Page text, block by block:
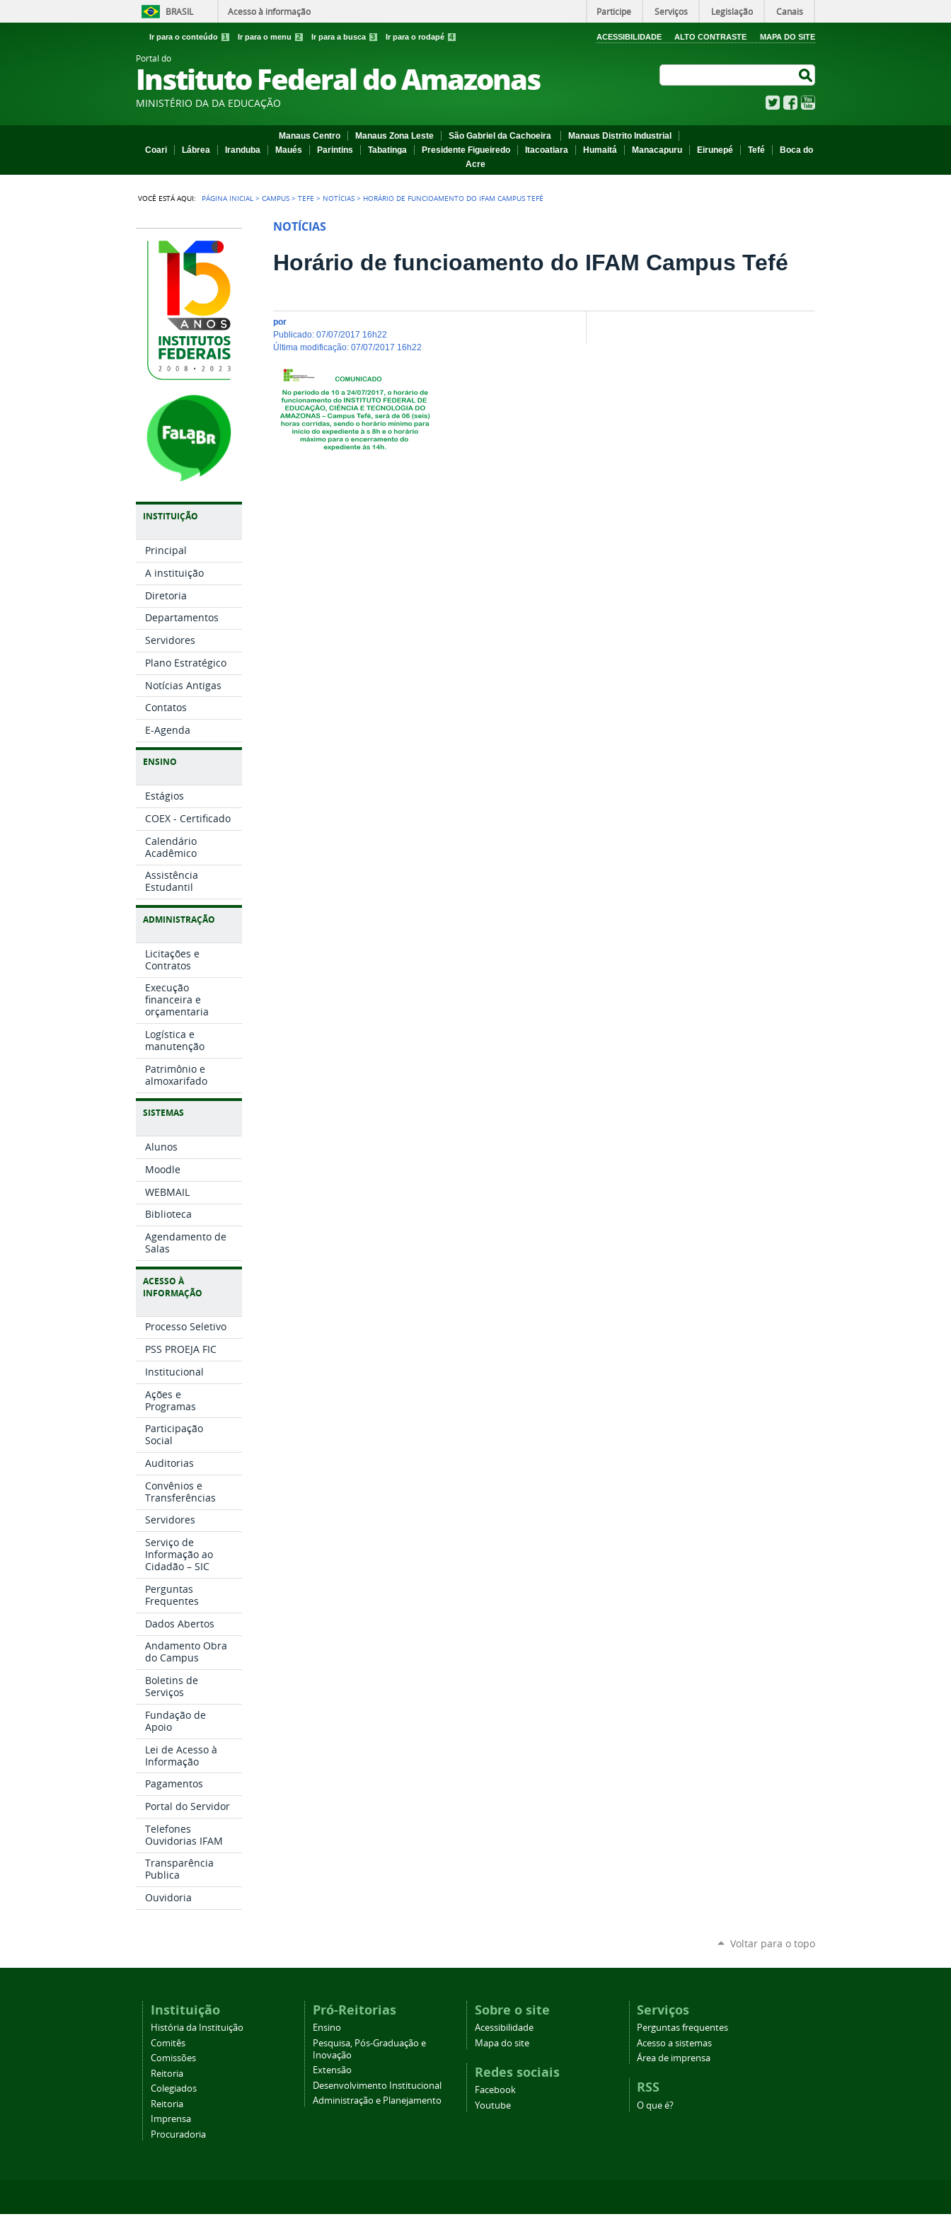
BRASIL Acesso à informação Participe Serviços Legislação Canais
Ir para o conteúdo 1 Ir para o menu 2 Ir para a busca 3 Ir para o rodapé 4 ACESSIBILIDADE ALTO CONTRASTE MAPA DO SITE
Portal do
Instituto Federal do Amazonas
MINISTÉRIO DA DA EDUCAÇÃO TwitterFacebook
Manaus Centro Manaus Zona Leste São Gabriel da Cachoeira
Manaus Distrito Industrial
Coari
Lábrea Iranduba Maués Parintins Tabatinga Presidente Figueiredo Itacoatiara Humaitá Manacapuru Eirunepé Tefé
Boca do
Acre
VOCÊ ESTÁ AQUI: PÁGINA INICIAL >CAMPUS >TEFE > NOTÍCIAS > HORÁRIO DE FUNCIOAMENTO DO IFAM CAMPUS TEFÉ
INSTITUIÇÃO
Principal
A instituição
Diretoria
Departamentos
Servidores
Plano Estratégico
Notícias Antigas
Contatos
E-Agenda
ENSINO
Estágios
COEX - Certificado
Calendário
Acadêmico
Assistência
Estudantil
ADMINISTRAÇÃO
Licitações e
Contratos
Execução
financeira e
orçamentaria
Logística e
manutenção
Patrimônio e
almoxarifado
SISTEMAS
Alunos
Moodle
WEBMAIL
Biblioteca
Agendamento de
Salas
ACESSO À
INFORMAÇÃO
Processo Seletivo
PSS PROEJA FIC
Institucional
Ações e
Programas
Participação
Social
Auditorias
Convênios e
Transferências
Servidores
Serviço de
Informação ao
Cidadão – SIC
Perguntas
Frequentes
Dados Abertos
Andamento Obra
do Campus
Boletins de
Serviços
Fundação de
Apoio
Lei de Acesso à
Informação
Pagamentos
Portal do Servidor
Telefones
Ouvidorias IFAM
Transparência
Publica
Ouvidoria
NOTÍCIAS
Horário de funcioamento do IFAM Campus Tefé
por
publicado:07/07/2017 16h22
última modificação:07/07/2017 16h22
Voltar para o topo
Instituição
História da Instituição
Comitês
Comissões
Reitoria
Colegiados
Reitoria
Imprensa
Procuradoria
Pró-Reitorias
Ensino
Pesquisa, Pós-Graduação e
Inovação
Extensão
Desenvolvimento Institucional
Administração e Planejamento
Sobre o site
Acessibilidade
Mapa do site
Redes sociais
Facebook
Youtube
Serviços
Perguntas frequentes
Acesso a sistemas
Área de imprensa
RSS
O que é?